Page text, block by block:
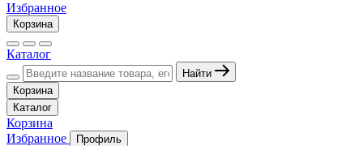
Избранное
Корзина
Каталог
Найти
Корзина
Каталог
Корзина
Избранное
Профиль